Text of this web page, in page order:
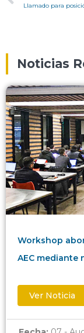
Noticias
Workshop
AEC mediante
Ver Noticia